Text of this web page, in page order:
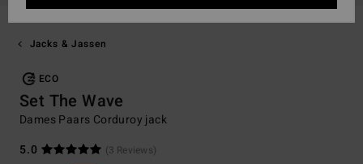
Jacks & Jassen
ECO
Set The Wave
Dames Paars Corduroy jack
5.0
(3 Reviews)